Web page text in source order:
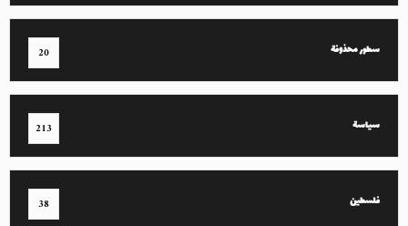
سطور محذوفة 20
سياسة 213
فلسطين 38